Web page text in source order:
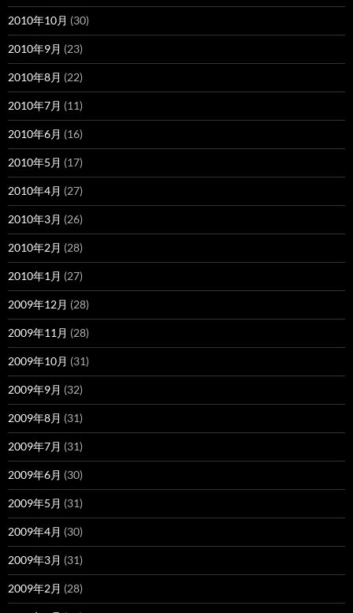
2010年10月 (30)
2010年9月 (23)
2010年8月 (22)
2010年7月 (11)
2010年6月 (16)
2010年5月 (17)
2010年4月 (27)
2010年3月 (26)
2010年2月 (28)
2010年1月 (27)
2009年12月 (28)
2009年11月 (28)
2009年10月 (31)
2009年9月 (32)
2009年8月 (31)
2009年7月 (31)
2009年6月 (30)
2009年5月 (31)
2009年4月 (30)
2009年3月 (31)
2009年2月 (28)